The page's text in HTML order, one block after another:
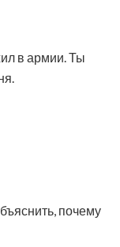
в армии. Ты
почему